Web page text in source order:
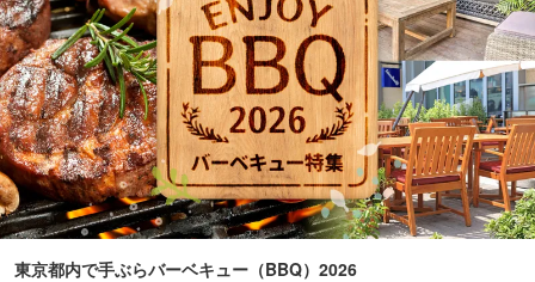
東京都内で手ぶらバーベキュー（BBQ）2026